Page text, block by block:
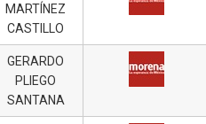
MARTÍNEZ
CASTILLO
GERARDO
PLIEGO
SANTANA